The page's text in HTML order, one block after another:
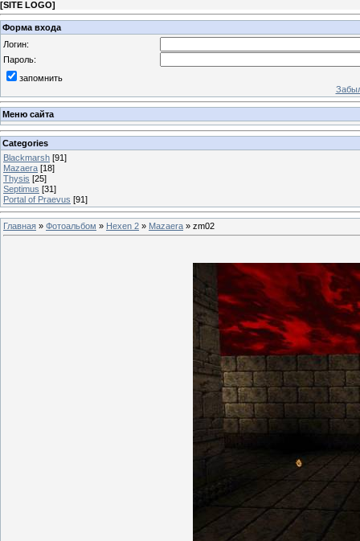
[SITE LOGO]
Форма входа
Логин:
Пароль:
запомнить
Меню сайта
Categories
Blackmarsh [91]
Mazaera [18]
Thysis [25]
Septimus [31]
Portal of Praevus [91]
Главная » Фотоальбом » Hexen 2 » Mazaera » zm02